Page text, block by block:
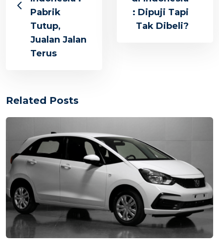
Pabrik
Tutup,
Jualan Jalan
Terus
: Dipuji Tapi
Tak Dibeli?
Related Posts